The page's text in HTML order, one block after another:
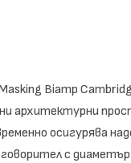
Biamp
архитектурни
осигурява
с